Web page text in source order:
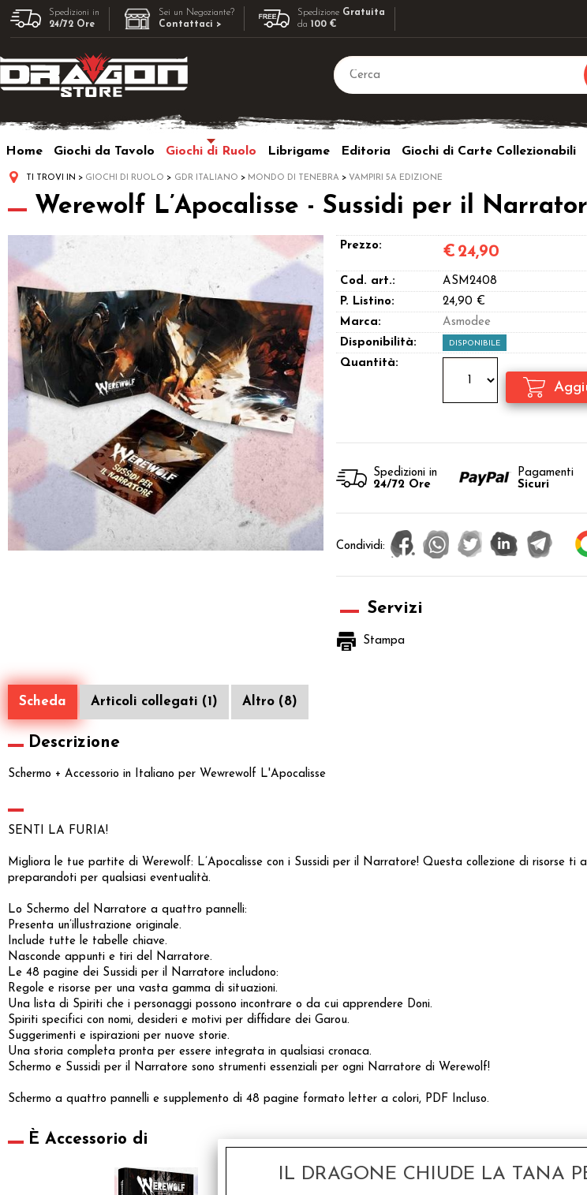
Spedizioni in
24/72 Ore
Sei un Negoziante?
Contattaci >
Spedizione Gratuita
da100 €
Home Giochi da Tavolo Giochi di Ruolo Librigame Editoria Giochi di Carte Collezionabili
TI TROVI IN GIOCHI DI RUOLO GDR ITALIANO MONDO DI TENEBRA VAMPIRI 5A EDIZIONE
Werewolf L’Apocalisse - Sussidi per il
Prezzo: € 24,90
Cod. art.:
ASM2408
P. Listino:
24,90 €
Marca:
Asmodee
Disponibilità:
DISPONIBILE
Quantità:
Spedizioni in
24/72 Ore
Pagamenti
Sicuri
Condividi:
Servizi
Stampa
Scheda Articoli collegati (1) Altro (8)
Descrizione
Schermo + Accessorio in Italiano per Wewrewolf L'Apocalisse
SENTI LA FURIA!
Migliora le tue partite di Werewolf: L’Apocalisse con i Sussidi per il Narratore! Questa collezione di risorse
preparandoti per qualsiasi eventualità.
Lo Schermo del Narratore a quattro pannelli:
Presenta un’illustrazione originale.
Include tutte le tabelle chiave.
Nasconde appunti e tiri del Narratore.
Le 48 pagine dei Sussidi per il Narratore includono:
Regole e risorse per una vasta gamma di situazioni.
Una lista di Spiriti che i personaggi possono incontrare o da cui apprendere Doni.
Spiriti specifici con nomi, desideri e motivi per diffidare dei Garou.
Suggerimenti e ispirazioni per nuove storie.
Una storia completa pronta per essere integrata in qualsiasi cronaca.
Schermo e Sussidi per il Narratore sono strumenti essenziali per ogni Narratore di Werewolf!
Schermo a quattro pannelli e supplemento di 48 pagine formato letter a colori, PDF Incluso.
È Accessorio di
IL DRAGONE CHIUDE LA TANA